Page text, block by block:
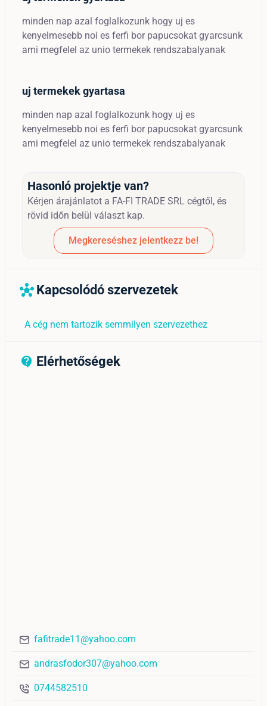
minden nap azal foglalkozunk hogy uj es
kenyelmesebb noi es ferfi bor papucsokat gyarcsunk
ami megfelel az unio termekek rendszabalyanak
uj termekek gyartasa
minden nap azal foglalkozunk hogy uj es
kenyelmesebb noi es ferfi bor papucsokat gyarcsunk
ami megfelel az unio termekek rendszabalyanak
Hasonló projektje van?
Kérjen árajánlatot a FA-FI TRADE SRL cégtől, és
rövid időn belül választ kap.
Megkereséshez jelentkezz be!
hub Kapcsolódó szervezetek
A cég nem tartozik semmilyen szervezethez
contact_support_outline
Elérhetőségek
fafitrade11@yahoo.com
andrasfodor307@yahoo.com
0744582510